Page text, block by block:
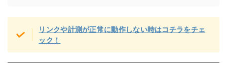
リンクや計測が正常に動作しない時はコチラをチェ
ック！